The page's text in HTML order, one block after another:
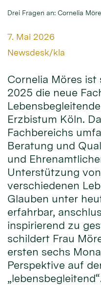
Drei Fragen an: Cornelia
Datum:
7. Mai 2026
Von:
Newsdesk/kla
Cornelia Möres ist
2025 die neue
Erzbistum Köln.
Fachbereichs
Beratung und
und
Unterstützung
verschiedenen
Glauben unter
erfahrbar,
inspirierend zu
schildert Frau
ersten sechs
Perspektive auf